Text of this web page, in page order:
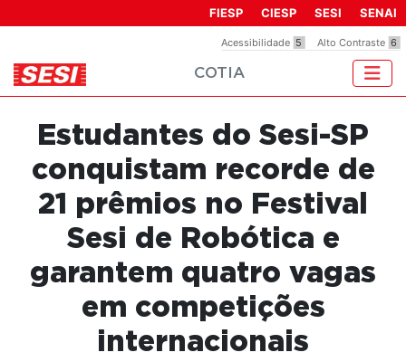
inclui
um
sistema
acessibilidade.
Acessibilidade 5 Alto Contraste 6
FIESP CIESP SESI SENAI
COTIA
Estudantes do Sesi-SP
conquistam recorde de
21 prêmios no Festival
Sesi de Robótica e
garantem quatro vagas
em competições
internacionais